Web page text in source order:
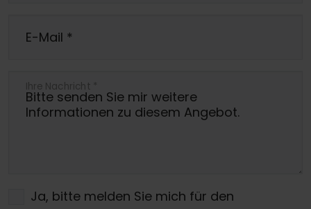
E-Mail *
Ihre Nachricht *
Ja, bitte melden Sie mich für den